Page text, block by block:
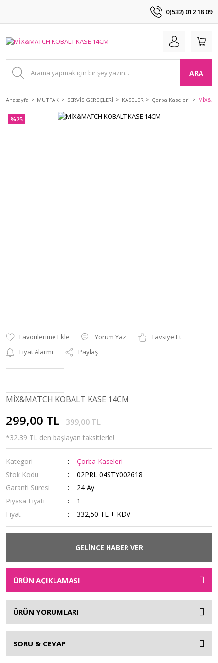
0(532) 012 18 09
ARA
Anasayfa MUTFAK SERVİS GEREÇLERİ KASELER Çorba Kaseleri
%25
Yorum Yaz
Tavsiye Et
Fiyat Alarmı
Paylaş
MİX&MATCH KOBALT KASE 14CM
299,00 TL 399,00 TL
*32,39 TL den başlayan taksitlerle!
Kategori
Çorba Kaseleri
Stok Kodu
02PRL 04STY002618
Garanti Süresi
24 Ay
Piyasa Fiyatı
1
Fiyat
332,50 TL + KDV
GELİNCE HABER VER
ÜRÜN AÇIKLAMASI
ÜRÜN YORUMLARI
SORU & CEVAP